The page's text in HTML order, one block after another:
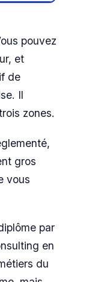
pouvez
et
de
Il
zones.
gros
vous
par
en
du